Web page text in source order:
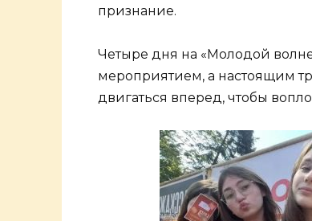
признание.
Четыре дня на «Молодой
мероприятием, а настоящим
двигаться вперед, чтобы